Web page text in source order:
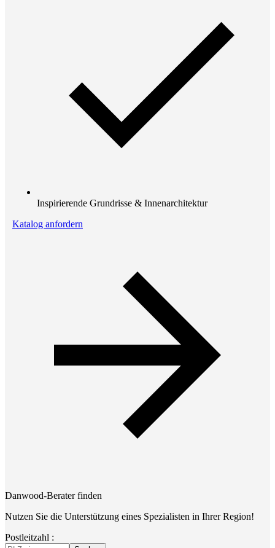
Inspirierende Grundrisse & Innenarchitektur
Katalog anfordern
Danwood-Berater finden
Nutzen Sie die Unterstützung eines Spezialisten in Ihrer Region!
Postleitzahl :